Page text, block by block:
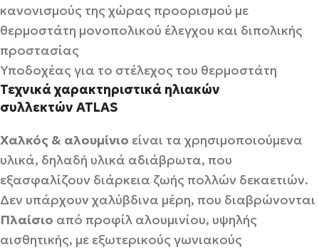
κανονισμούς της χώρας προορισμού με
θερμοστάτη μονοπολικού έλεγχου και διπολικής
προστασίας
Υποδοχέας για το στέλεχος του θερμοστάτη
Τεχνικά χαρακτηριστικά ηλιακών
συλλεκτών ATLAS
Χαλκός & αλουμίνιο είναι τα χρησιμοποιούμενα
υλικά, δηλαδή υλικά αδιάβρωτα, που
εξασφαλίζουν διάρκεια ζωής πολλών δεκαετιών.
Δεν υπάρχουν χαλύβδινα μέρη, που διαβρώνονται
Πλαίσιο από προφίλ αλουμινίου, υψηλής
αισθητικής, με εξωτερικούς γωνιακούς